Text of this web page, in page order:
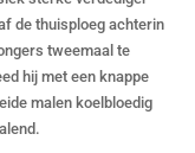
de thuisploeg achterin
tweemaal te
hij met een knappe
malen koelbloedig